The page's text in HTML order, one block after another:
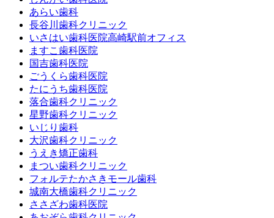
あらい歯科
長谷川歯科クリニック
いさはい歯科医院高崎駅前オフィス
ますこ歯科医院
国吉歯科医院
ごうくら歯科医院
たにうち歯科医院
落合歯科クリニック
星野歯科クリニック
いじり歯科
大沢歯科クリニック
うえき矯正歯科
まつい歯科クリニック
フォルテたかさきモール歯科
城南大橋歯科クリニック
ささざわ歯科医院